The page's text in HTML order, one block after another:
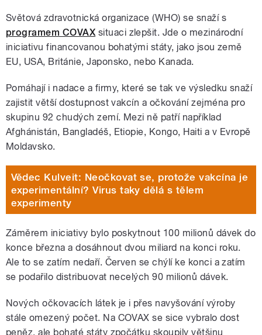
Světová zdravotnická organizace (WHO) se snaží s
programem COVAXsituaci zlepšit. Jde o mezinárodní
iniciativu financovanou bohatými státy, jako jsou země
EU, USA, Británie, Japonsko, nebo Kanada.
Pomáhají i nadace a firmy, které se tak ve výsledku snaží
zajistit větší dostupnost vakcín a očkování zejména pro
skupinu 92 chudých zemí. Mezi ně patří například
Afghánistán, Bangladéš, Etiopie, Kongo, Haiti a v Evropě
Moldavsko.
Vědec Kulveit: Neočkovat se, protože vakcína je
experimentální? Virus taky dělá s tělem
experimenty
Záměrem iniciativy bylo poskytnout 100 milionů dávek do
konce března a dosáhnout dvou miliard na konci roku.
Ale to se zatím nedaří. Červen se chýlí ke konci a zatím
se podařilo distribuovat necelých 90 milionů dávek.
Nových očkovacích látek je i přes navyšování výroby
stále omezený počet. Na COVAX se sice vybralo dost
peněz, ale bohaté státy zpočátku skoupily většinu